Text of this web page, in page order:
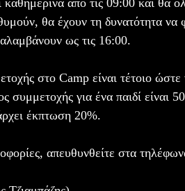
θα έχουν τη δυνατότητα να
ως τις 16:00.
στο Camp είναι τέτοιο
συμμετοχής για ένα παιδί είναι
έκπτωση 20%.
απευθυνθείτε στα